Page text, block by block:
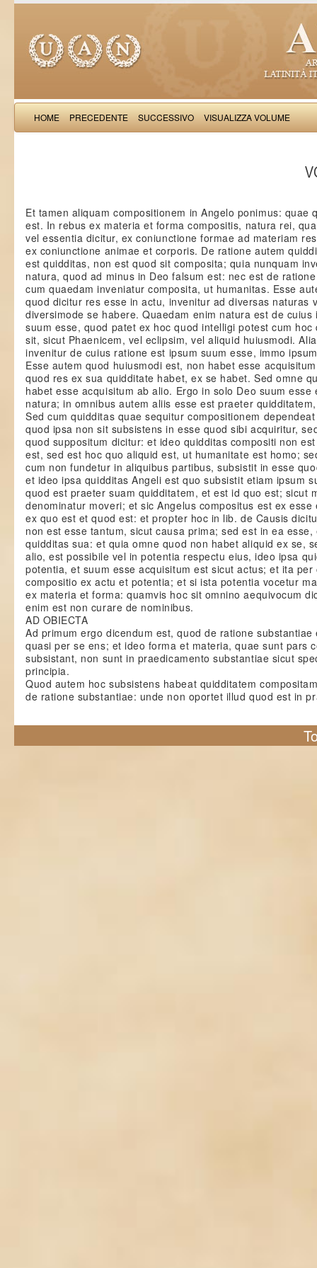
HOME PRECEDENTE SUCCESSIVO VISUALIZZA VOLUME
Et tamen aliquam compositionem in Angelo ponimus: quae
est. In rebus ex materia et forma compositis, natura rei,
vel essentia dicitur, ex coniunctione formae ad materiam
ex coniunctione animae et corporis. De ratione autem
est quidditas, non est quod sit composita; quia nunquam
natura, quod ad minus in Deo falsum est: nec est de
cum quaedam inveniatur composita, ut humanitas. Esse
quod dicitur res esse in actu, invenitur ad diversas naturas
diversimode se habere. Quaedam enim natura est de
suum esse, quod patet ex hoc quod intelligi potest cum
sit, sicut Phaenicem, vel eclipsim, vel aliquid huiusmodi.
invenitur de cuius ratione est ipsum suum esse, immo
Esse autem quod huiusmodi est, non habet esse
quod res ex sua quidditate habet, ex se habet. Sed omne
habet esse acquisitum ab alio. Ergo in solo Deo suum esse
natura; in omnibus autem aliis esse est praeter
Sed cum quidditas quae sequitur compositionem
quod ipsa non sit subsistens in esse quod sibi acquiritur,
quod suppositum dicitur: et ideo quidditas compositi non
est, sed est hoc quo aliquid est, ut humanitate est homo;
cum non fundetur in aliquibus partibus, subsistit in esse
et ideo ipsa quidditas Angeli est quo subsistit etiam ipsum
quod est praeter suam quidditatem, et est id quo est; sicut
denominatur moveri; et sic Angelus compositus est ex
ex quo est et quod est: et propter hoc in lib. de Causis
non est esse tantum, sicut causa prima; sed est in ea
quidditas sua: et quia omne quod non habet aliquid ex se,
alio, est possibile vel in potentia respectu eius, ideo ipsa
potentia, et suum esse acquisitum est sicut actus; et ita
compositio ex actu et potentia; et si ista potentia vocetur
ex materia et forma: quamvis hoc sit omnino aequivocum
enim est non curare de nominibus.
AD OBIECTA
Ad primum ergo dicendum est, quod de ratione
quasi per se ens; et ideo forma et materia, quae sunt pars
subsistant, non sunt in praedicamento substantiae sicut
principia.
Quod autem hoc subsistens habeat quidditatem
de ratione substantiae: unde non oportet illud quod est in